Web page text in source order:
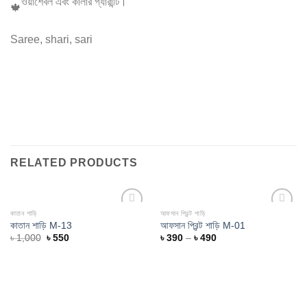
Saree, shari, sari
RELATED PRODUCTS
কাতান শাড়ি
কাতান শাড়ি M-13
৳1,000 ৳ 550
আফসান প্রিন্ট শাড়ি
আফসান প্রিন্ট শাড়ি M-01
৳ 390– ৳ 490